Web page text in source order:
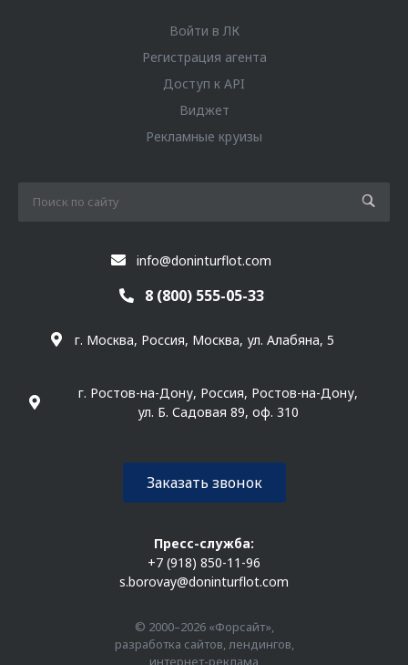
Войти в ЛК
Регистрация агента
Доступ к API
Виджет
Рекламные круизы
info@doninturflot.com
8 (800) 555-05-33
г. Москва, Россия, Москва, ул. Алабяна, 5
г. Ростов-на-Дону, Россия, Ростов-на-Дону,
ул. Б. Садовая 89, оф. 310
Заказать звонок
Пресс-служба:
+7 (918) 850-11-96
s.borovay@doninturflot.com
© 2000–2026 «Форсайт»,
разработка сайтов, лендингов,
интернет-реклама